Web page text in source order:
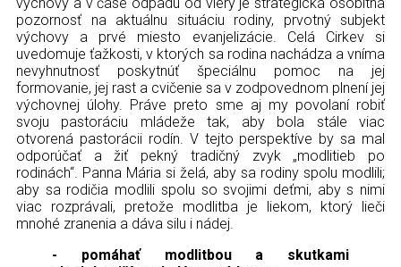
pozornosť na aktuálnu situáciu rodiny, prvotný subjekt
výchovy a prvé miesto evanjelizácie. Celá Cirkev si
uvedomuje ťažkosti, v ktorých sa rodina nachádza a vníma
nevyhnutnosť poskytnúť špeciálnu pomoc na jej
formovanie, jej rast a cvičenie sa v zodpovednom plnení jej
výchovnej úlohy. Práve preto sme aj my povolaní robiť
svoju pastoráciu mládeže tak, aby bola stále viac
otvorená pastorácii rodín. V tejto perspektíve by sa mal
odporúčať a žiť pekný tradičný zvyk „modlitieb po
rodinách“. Panna Mária si želá, aby sa rodiny spolu modlili;
aby sa rodičia modlili spolu so svojimi deťmi, aby s nimi
viac rozprávali, pretože modlitba je liekom, ktorý lieči
mnohé zranenia a dáva silu i nádej.
- pomáhať modlitbou a skutkami